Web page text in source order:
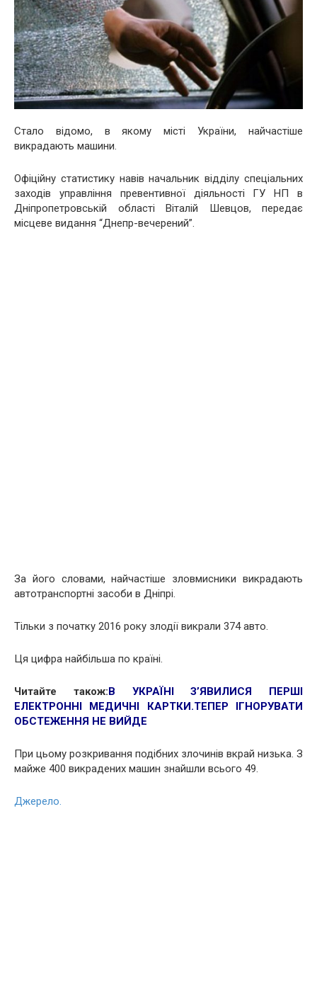
Стало відомо, в якому місті України, найчастіше
викрадають машини.
Офіційну статистику навів начальник відділу спеціальних
заходів управління превентивної діяльності ГУ НП в
Дніпропетровській області Віталій Шевцов, передає
місцеве видання “Днепр-вечерений”.
За його словами, найчастіше зловмисники викрадають
автотранспортні засоби в Дніпрі.
Тільки з початку 2016 року злодії викрали 374 авто.
Ця цифра найбільша по країні.
Читайте також:В УКРАЇНІ З’ЯВИЛИСЯ ПЕРШІ
ЕЛЕКТРОННІ МЕДИЧНІ КАРТКИ.ТЕПЕР ІГНОРУВАТИ
ОБСТЕЖЕННЯ НЕ ВИЙДЕ
При цьому розкривання подібних злочинів вкрай низька. З
майже 400 викрадених машин знайшли всього 49.
Джерело.